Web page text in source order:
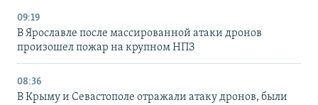
09:19
В Ярославле после массированной атаки дронов
произошел пожар на крупном НПЗ
08:36
В Крыму и Севастополе отражали атаку дронов, были